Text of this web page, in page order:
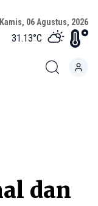
Kamis, 06 Agustus, 2026
31.13°C
dan